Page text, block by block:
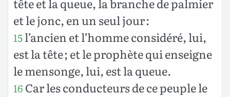
et le jonc, en un seul jour :
15l’ancien et l’homme considéré, lui,
est la tête ; et le prophète qui enseigne
le mensonge, lui, est la queue.
16 Car les conducteurs de ce peuple le